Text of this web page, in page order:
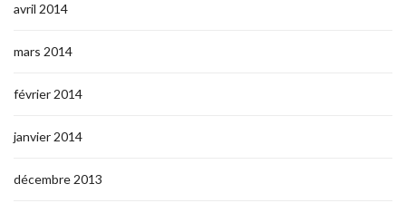
avril 2014
mars 2014
février 2014
janvier 2014
décembre 2013